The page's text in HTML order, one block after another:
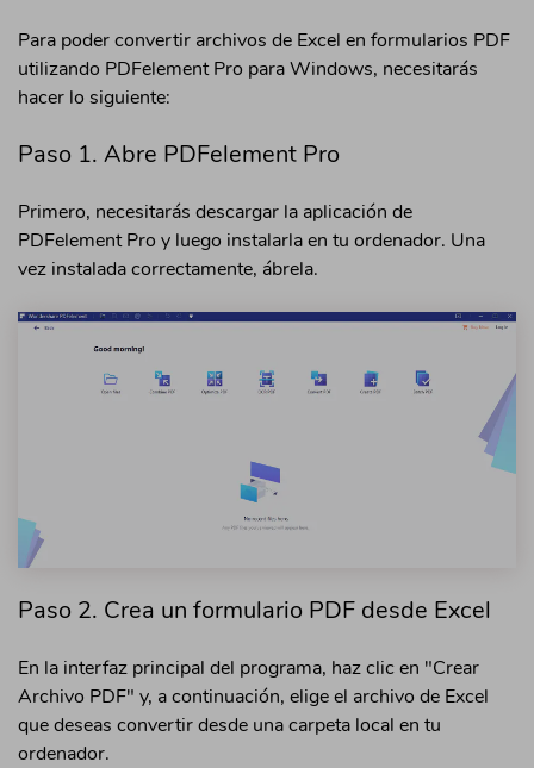
Para poder convertir archivos de Excel en formularios PDF
utilizando PDFelement Pro para Windows, necesitarás
hacer lo siguiente:
Paso 1. Abre PDFelement Pro
Primero, necesitarás descargar la aplicación de
PDFelement Pro y luego instalarla en tu ordenador. Una
vez instalada correctamente, ábrela.
Paso 2. Crea un formulario PDF desde Excel
En la interfaz principal del programa, haz clic en "Crear
Archivo PDF" y, a continuación, elige el archivo de Excel
que deseas convertir desde una carpeta local en tu
ordenador.